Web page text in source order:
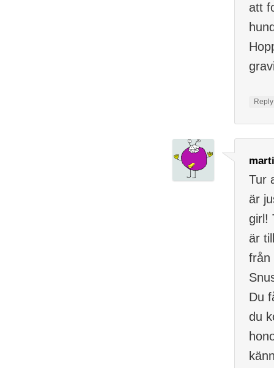
att
Tur
är
girl!
är
från
Du
du